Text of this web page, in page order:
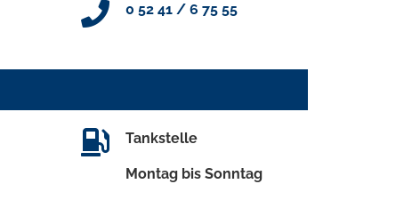
0 52 41 / 6 75 55
Tankstelle
Montag bis Sonntag